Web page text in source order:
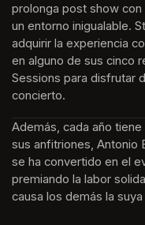
prolonga post show
un entorno inigualable.
adquirir la experiencia
en alguno de sus cinco
Sessions para disfrutar
concierto.
Además, cada año tiene
sus anfitriones, Antonio
se ha convertido en el
premiando la labor
causa los demás la